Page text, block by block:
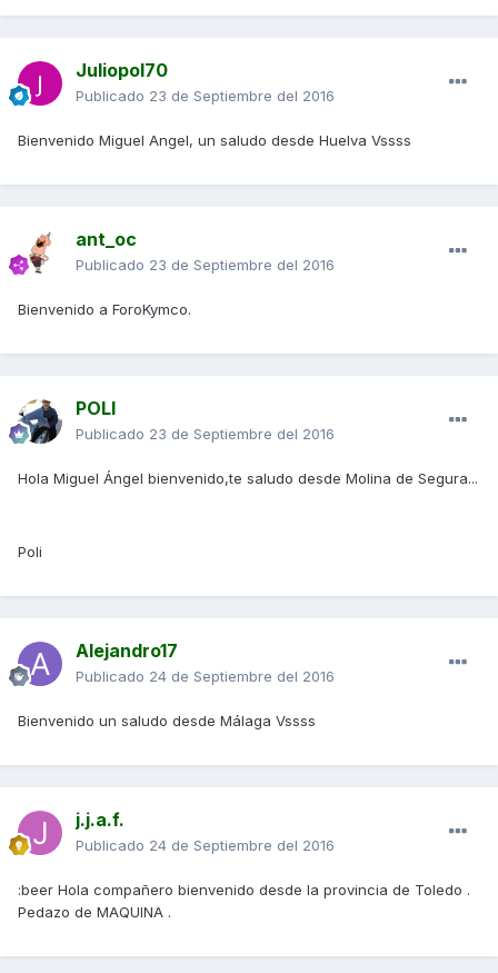
Juliopol70
Publicado 23 de Septiembre del 2016
Bienvenido Miguel Angel, un saludo desde Huelva Vssss
ant_oc
Publicado 23 de Septiembre del 2016
Bienvenido a ForoKymco.
POLI
Publicado 23 de Septiembre del 2016
Hola Miguel Ángel bienvenido,te saludo desde Molina de Segura...
Poli
Alejandro17
Publicado 24 de Septiembre del 2016
Bienvenido un saludo desde Málaga Vssss
j.j.a.f.
Publicado 24 de Septiembre del 2016
:beer Hola compañero bienvenido desde la provincia de Toledo .
Pedazo de MAQUINA .